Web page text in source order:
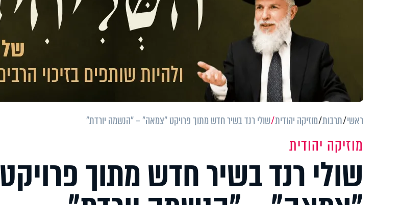
ראשי תרבות מוזיקה יהודית שולי רנד בשיר חדש מתוך פרויקט "צמאה" – "הנשמה יורדת"
מוזיקה יהודית
שולי רנד בשיר חדש מתוך פרויקט